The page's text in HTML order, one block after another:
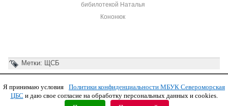
бибилотекой Наталья
Кононюк
Метки: ЩСБ
Copyright © 2011 МБУК СЦБС
Я принимаю условия
Политики конфиденциальности МБУК Североморская
ЦБС и даю свое согласие на обработку персональных данных и cookies.